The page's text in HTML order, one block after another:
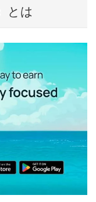
とは